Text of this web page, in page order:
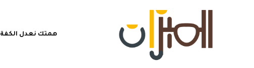
همتك نعدل الكفة